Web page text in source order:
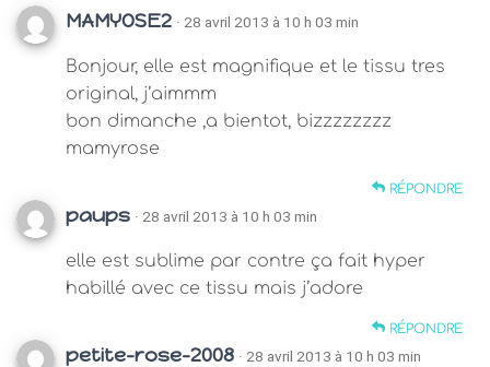
MAMYOSE2 · 28 avril 2013 à 10 h 03 min
Bonjour, elle est magnifique et le tissu tres
original, j’aimmm
bon dimanche ,a bientot, bizzzzzzzz
mamyrose
RÉPONDRE
paups · 28 avril 2013 à 10 h 03 min
elle est sublime par contre ça fait hyper
habillé avec ce tissu mais j’adore
RÉPONDRE
petite-rose-2008 · 28 avril 2013 à 10 h 03 min